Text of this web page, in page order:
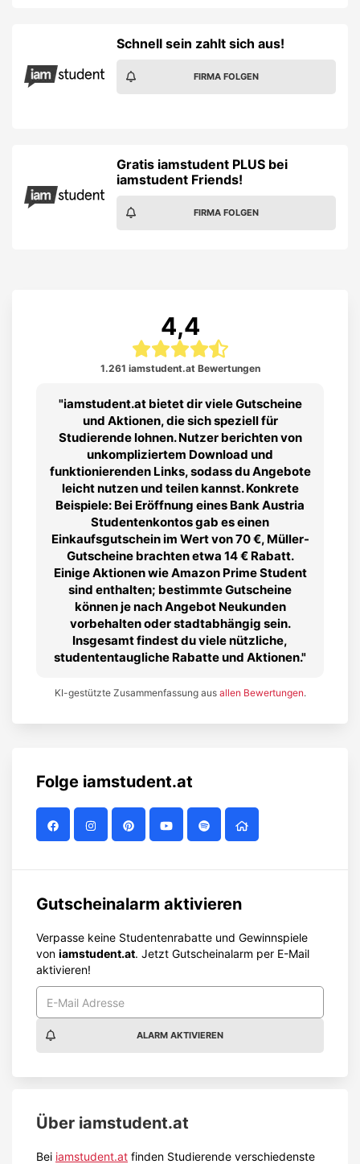
Schnell sein zahlt sich aus!
FIRMA FOLGEN
Gratis iamstudent PLUS bei
iamstudent Friends!
FIRMA FOLGEN
4,4
1.261 iamstudent.at Bewertungen
iamstudent.at bietet dir viele Gutscheine
und Aktionen, die sich speziell für
Studierende lohnen. Nutzer berichten von
unkompliziertem Download und
funktionierenden Links, sodass du Angebote
leicht nutzen und teilen kannst. Konkrete
Beispiele: Bei Eröffnung eines Bank Austria
Studentenkontos gab es einen
Einkaufsgutschein im Wert von 70 €, Müller-
Gutscheine brachten etwa 14 € Rabatt.
Einige Aktionen wie Amazon Prime Student
sind enthalten; bestimmte Gutscheine
können je nach Angebot Neukunden
vorbehalten oder stadtabhängig sein.
Insgesamt findest du viele nützliche,
studententaugliche Rabatte und Aktionen.
KI-gestützte Zusammenfassung aus allen Bewertungen.
Folge iamstudent.at
Gutscheinalarm aktivieren
Verpasse keine Studentenrabatte und Gewinnspiele
von iamstudent.at. Jetzt Gutscheinalarm per E-Mail
aktivieren!
ALARM AKTIVIEREN
Über iamstudent.at
Bei iamstudent.at finden Studierende verschiedenste